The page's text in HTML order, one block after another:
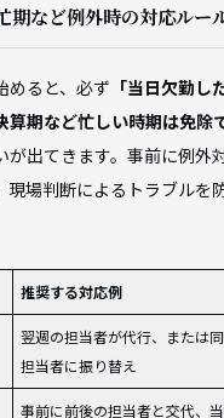
期など例外時の対応ルー
めると、必ず 「当日欠勤し
算期など忙しい時期は免除
が出てきます。事前に例外
現場判断によるトラブルを
推奨する対応例
翌週の担当者が代行、または
担当者に振り替え
事前に前後の担当者と交代、